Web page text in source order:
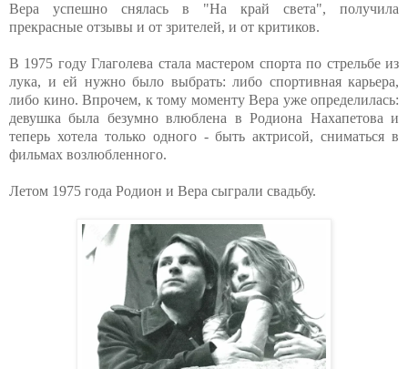
Вера успешно снялась в "На край света", получила
прекрасные отзывы и от зрителей, и от критиков.
В 1975 году Глаголева стала мастером спорта по стрельбе из
лука, и ей нужно было выбрать: либо спортивная карьера,
либо кино. Впрочем, к тому моменту Вера уже определилась:
девушка была безумно влюблена в Родиона Нахапетова и
теперь хотела только одного - быть актрисой, сниматься в
фильмах возлюбленного.
Летом 1975 года Родион и Вера сыграли свадьбу.